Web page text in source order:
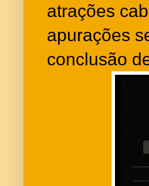
atrações
apurações
conclusão